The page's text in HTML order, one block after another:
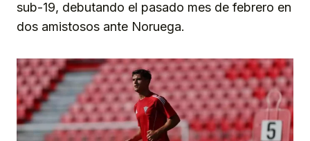
sub-19, debutando el pasado mes de febrero en
dos amistosos ante Noruega.